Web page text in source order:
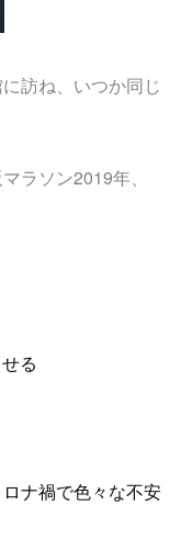
訪ね、いつか同じ
ラソン2019年、
る
ナ禍で色々な不安